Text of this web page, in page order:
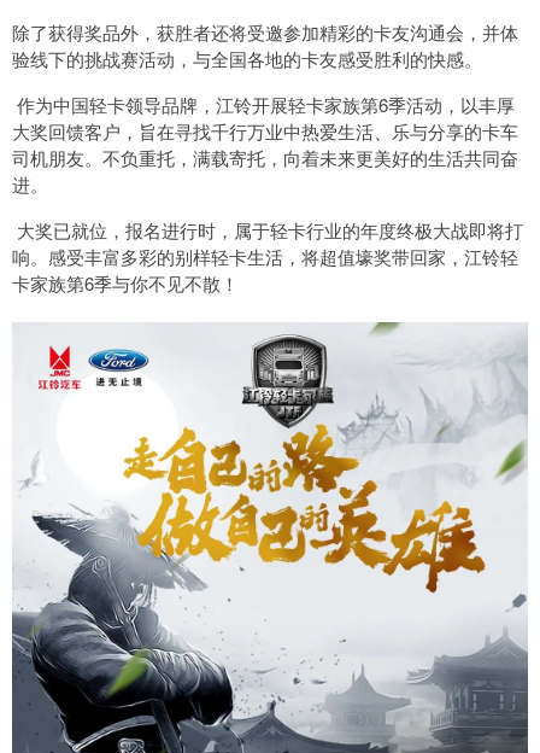
除了获得奖品外，获胜者还将受邀参加精彩的卡友沟通会，并体
验线下的挑战赛活动，与全国各地的卡友感受胜利的快感。
作为中国轻卡领导品牌，江铃开展轻卡家族第6季活动，以丰厚
大奖回馈客户，旨在寻找千行万业中热爱生活、乐与分享的卡车
司机朋友。不负重托，满载寄托，向着未来更美好的生活共同奋
进。
大奖已就位，报名进行时，属于轻卡行业的年度终极大战即将打
响。感受丰富多彩的别样轻卡生活，将超值壕奖带回家，江铃轻
卡家族第6季与你不见不散！